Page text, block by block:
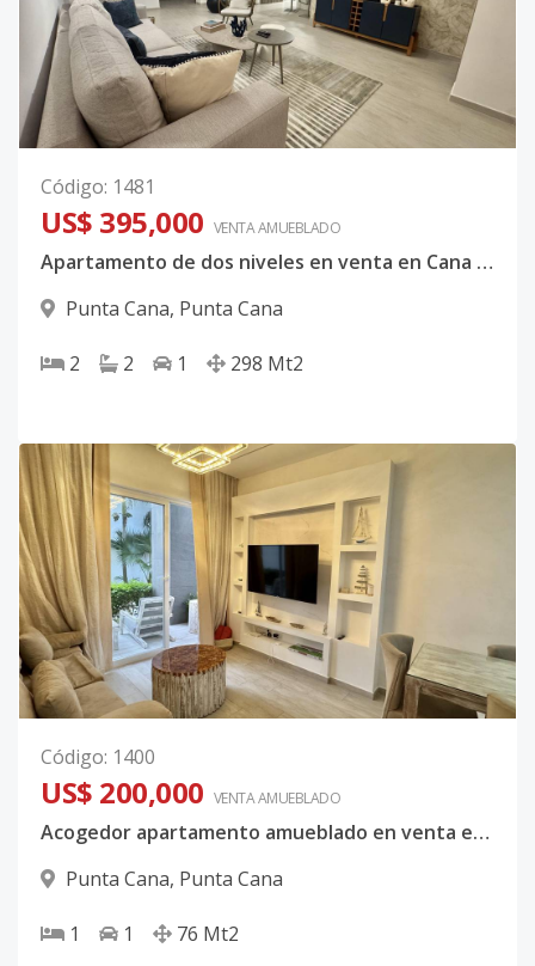
Código: 1481
US$ 395,000 VENTA AMUEBLADO
Apartamento de dos niveles en venta en Cana Bay
Punta Cana, Punta Cana
2 2 1 298 Mt2
Código: 1400
US$ 200,000 VENTA AMUEBLADO
Acogedor apartamento amueblado en venta en Cana Bay
Punta Cana, Punta Cana
1 1 76 Mt2